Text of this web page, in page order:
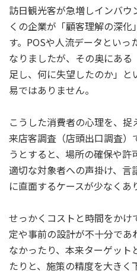
訪日観光客が急増しインバ
くの企業が「顧客理解の深
す。POSや人流データといっ
なりましたが、その奥にあ
足し、何に失望したのか」
易ではありません。
こうした消費者の心理を、捉
来店客調査（店頭出口調査）
うとすると、場所の確保や許
適切な対象者への声掛け、言
に直面するケースが少なくあ
せっかくコストと時間をかけ
定や事前の設計が不十分で
なかったり、本来ターゲット
たりと、施策の精度を大きく